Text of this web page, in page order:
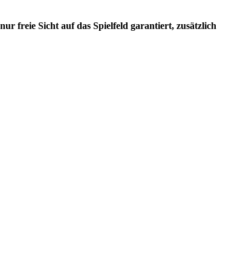
freie Sicht auf das Spielfeld garantiert, zusätzlich